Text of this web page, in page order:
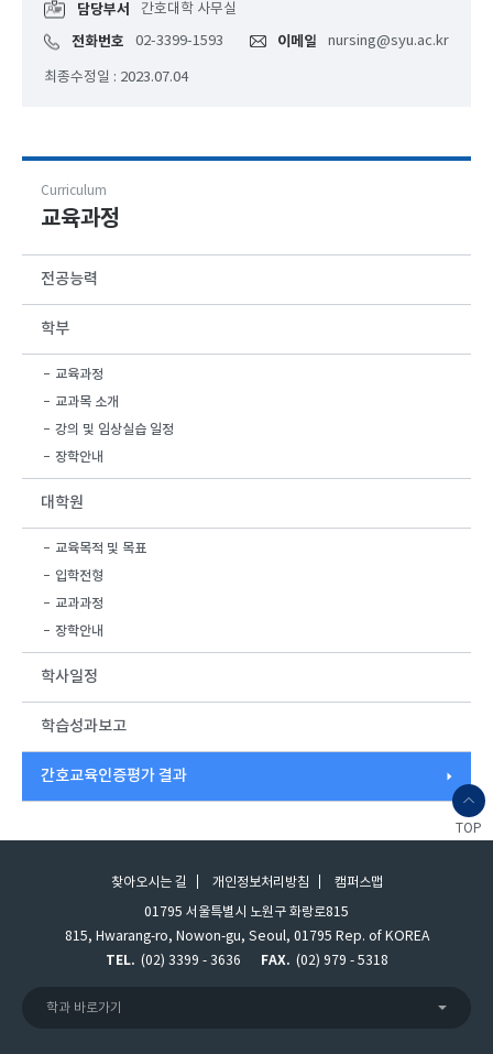
담당부서 간호대학 사무실
전화번호 02-3399-1593 이메일 nursing@syu.ac.kr
최종수정일 : 2023.07.04
Curriculum
교육과정
전공능력
학부
교육과정
교과목 소개
강의 및 임상실습 일정
장학안내
대학원
교육목적 및 목표
입학전형
교과과정
장학안내
학사일정
학습성과보고
간호교육인증평가 결과
TOP
찾아오시는 길 개인정보처리방침
캠퍼스맵
01795 서울특별시 노원구 화랑로815
815, Hwarang-ro, Nowon-gu, Seoul, 01795 Rep. of KOREA
TEL. (02) 3399 - 3636 FAX. (02) 979 - 5318
학과 바로가기